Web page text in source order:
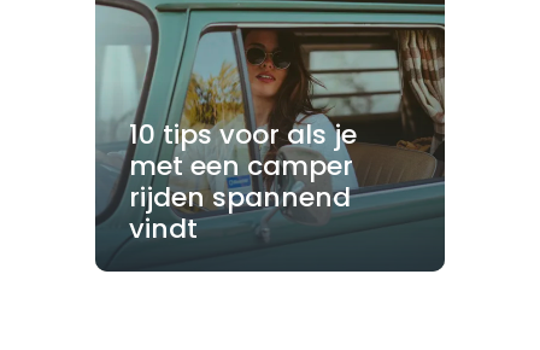
10 tips voor als je
met een camper
rijden spannend
vindt